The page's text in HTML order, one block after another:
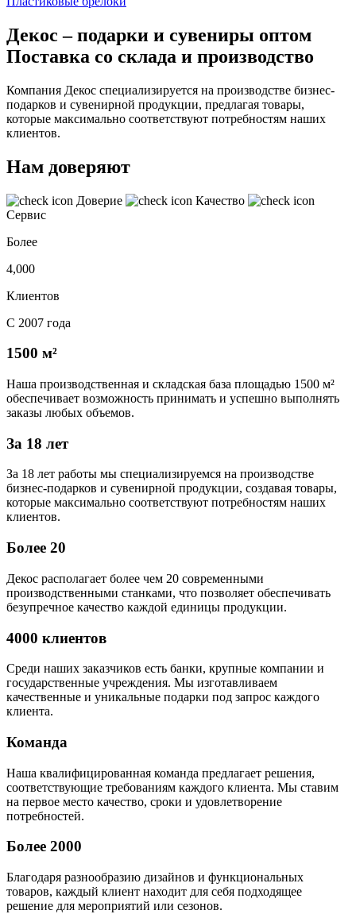
Декос – подарки и сувениры оптом
Поставка со склада и производство
Компания Декос специализируется на производстве бизнес-
подарков и сувенирной продукции, предлагая товары,
которые максимально соответствуют потребностям наших
клиентов.
Нам доверяют
Доверие
Качество
Сервис
Более
4,000
Клиентов
С 2007 года
1500 м²
Наша производственная и складская база площадью 1500 м²
обеспечивает возможность принимать и успешно выполнять
заказы любых объемов.
За 18 лет
За 18 лет работы мы специализируемся на производстве
бизнес-подарков и сувенирной продукции, создавая товары,
которые максимально соответствуют потребностям наших
клиентов.
Более 20
Декос располагает более чем 20 современными
производственными станками, что позволяет обеспечивать
безупречное качество каждой единицы продукции.
4000 клиентов
Среди наших заказчиков есть банки, крупные компании и
государственные учреждения. Мы изготавливаем
качественные и уникальные подарки под запрос каждого
клиента.
Команда
Наша квалифицированная команда предлагает решения,
соответствующие требованиям каждого клиента. Мы ставим
на первое место качество, сроки и удовлетворение
потребностей.
Более 2000
Благодаря разнообразию дизайнов и функциональных
товаров, каждый клиент находит для себя подходящее
решение для мероприятий или сезонов.